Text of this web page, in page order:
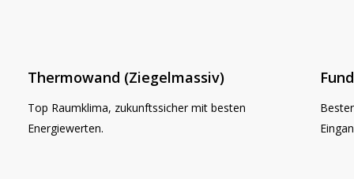
Thermowand (Ziegelmassiv)
Top Raumklima, zukunftssicher mit besten
Energiewerten.